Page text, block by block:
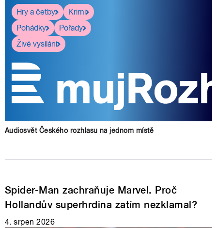
Hry a četby
Krimi
Pohádky
Pořady
Živé vysílání
Audiosvět Českého rozhlasu na jednom místě
Spider-Man zachraňuje Marvel. Proč
Hollandův superhrdina zatím nezklamal?
4. srpen 2026